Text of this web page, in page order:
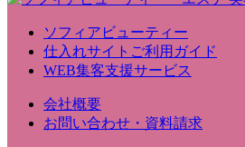
ソフィアビューティー
仕入れサイトご利用ガイド
WEB集客支援サービス
会社概要
お問い合わせ・資料請求